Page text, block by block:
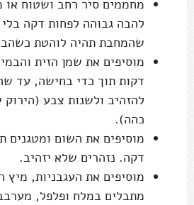
מחממים סיר רחב ושטוח
להבה גבוהה לפחות דקה בלי
שהמחבת תהיה לוהטת
דקות תוך כדי בחישה, עד
להזהיב ולשנות צבע (הירוק
כהה).
מוסיפים את השום ומטגנים
דקה. נזהרים שלא יזהיב.
מוסיפים את העגבניות, מיץ
מתבלים במלח ופלפל,